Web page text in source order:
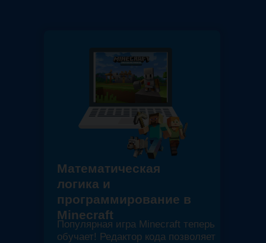
Математическая
логика и
программирование в
Minecraft
Популярная игра Minecraft теперь
обучает! Редактор кода позволяет